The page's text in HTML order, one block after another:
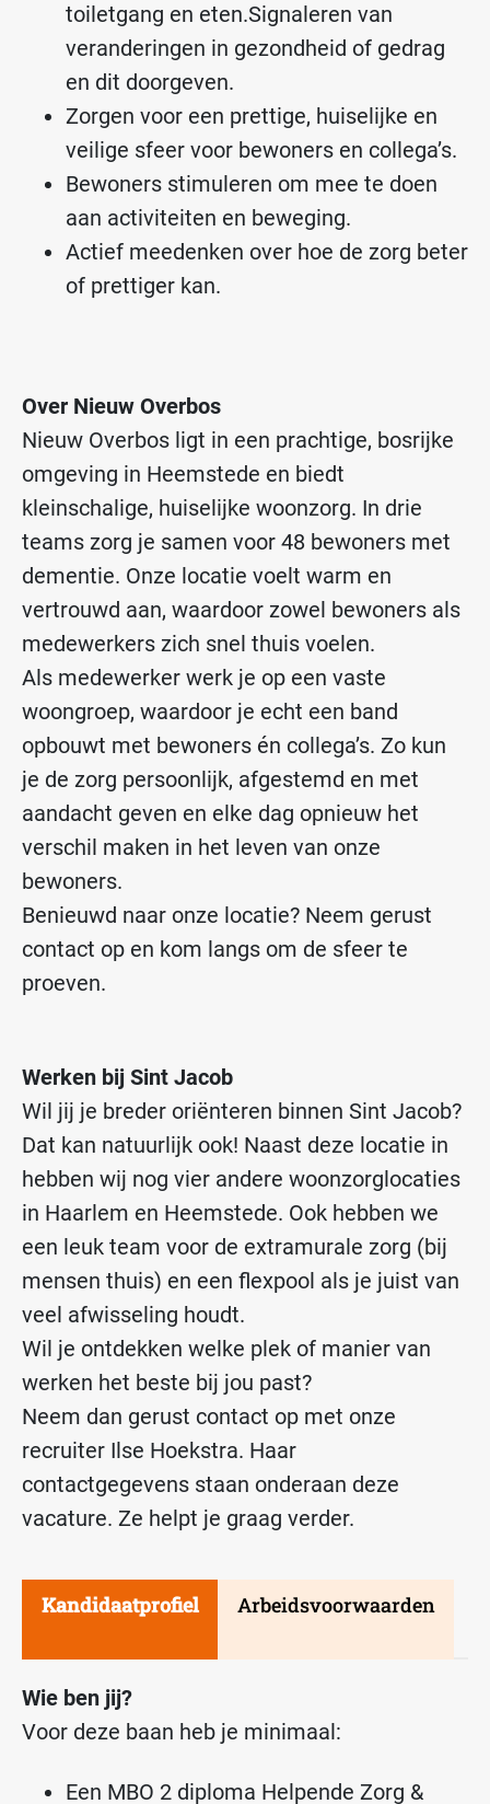
toiletgang en eten.Signaleren van
veranderingen in gezondheid of gedrag
en dit doorgeven.
Zorgen voor een prettige, huiselijke en
veilige sfeer voor bewoners en collega’s.
Bewoners stimuleren om mee te doen
aan activiteiten en beweging.
Actief meedenken over hoe de zorg beter
of prettiger kan.
Over Nieuw Overbos
Nieuw Overbos ligt in een prachtige, bosrijke
omgeving in Heemstede en biedt
kleinschalige, huiselijke woonzorg. In drie
teams zorg je samen voor 48 bewoners met
dementie. Onze locatie voelt warm en
vertrouwd aan, waardoor zowel bewoners als
medewerkers zich snel thuis voelen.
Als medewerker werk je op een vaste
woongroep, waardoor je echt een band
opbouwt met bewoners én collega’s. Zo kun
je de zorg persoonlijk, afgestemd en met
aandacht geven en elke dag opnieuw het
verschil maken in het leven van onze
bewoners.
Benieuwd naar onze locatie? Neem gerust
contact op en kom langs om de sfeer te
proeven.
Werken bij Sint Jacob
Wil jij je breder oriënteren binnen Sint Jacob?
Dat kan natuurlijk ook! Naast deze locatie in
hebben wij nog vier andere woonzorglocaties
in Haarlem en Heemstede. Ook hebben we
een leuk team voor de extramurale zorg (bij
mensen thuis) en een flexpool als je juist van
veel afwisseling houdt.
Wil je ontdekken welke plek of manier van
werken het beste bij jou past?
Neem dan gerust contact op met onze
recruiter Ilse Hoekstra. Haar
contactgegevens staan onderaan deze
vacature. Ze helpt je graag verder.
Kandidaatprofiel Arbeidsvoorwaarden
Wie ben jij?
Voor deze baan heb je minimaal:
Een MBO 2 diploma Helpende Zorg &